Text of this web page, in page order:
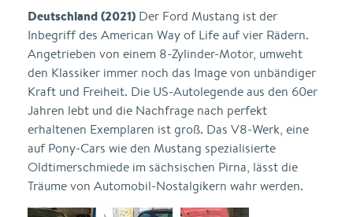
Deutschland (2021) Der Ford Mustang ist der
Inbegriff des American Way of Life auf vier Rädern.
Angetrieben von einem 8-Zylinder-Motor, umweht
den Klassiker immer noch das Image von unbändiger
Kraft und Freiheit. Die US-Autolegende aus den 60er
Jahren lebt und die Nachfrage nach perfekt
erhaltenen Exemplaren ist groß. Das V8-Werk, eine
auf Pony-Cars wie den Mustang spezialisierte
Oldtimerschmiede im sächsischen Pirna, lässt die
Träume von Automobil-Nostalgikern wahr werden.